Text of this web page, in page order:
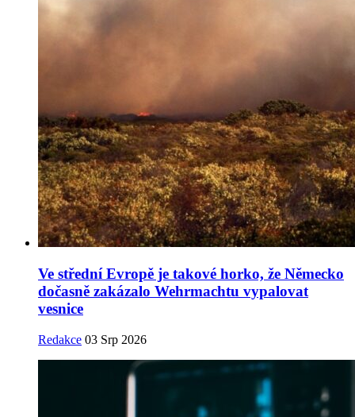
Ve střední Evropě je takové horko, že Německo
dočasně zakázalo Wehrmachtu vypalovat
vesnice
Redakce 03 Srp 2026